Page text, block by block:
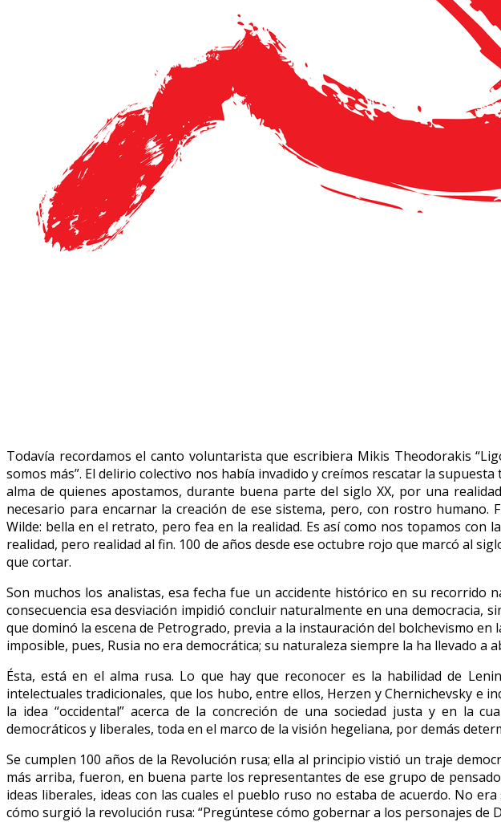
La
Todavía recordamos el canto voluntarista que escribiera Mikis Theodorakis
somos más”. El delirio colectivo nos había invadido y creímos rescatar la
alma de quienes apostamos, durante buena parte del siglo XX, por una
necesario para encarnar la creación de ese sistema, pero, con rostro
Wilde: bella en el retrato, pero fea en la realidad. Es así como nos topamos con
realidad, pero realidad al fin. 100 de años desde ese octubre rojo que marcó al
que cortar.
Son muchos los analistas, esa fecha fue un accidente histórico en su
consecuencia esa desviación impidió concluir naturalmente en una democracia,
que dominó la escena de Petrogrado, previa a la instauración del bolchevismo
imposible, pues, Rusia no era democrática; su naturaleza siempre la ha llevado a
Ésta, está en el alma rusa. Lo que hay que reconocer es la habilidad de
intelectuales tradicionales, que los hubo, entre ellos, Herzen y Chernichevsky e
la idea “occidental” acerca de la concreción de una sociedad justa y en la
democráticos y liberales, toda en el marco de la visión hegeliana, por demás
Se cumplen 100 años de la Revolución rusa; ella al principio vistió un traje
más arriba, fueron, en buena parte los representantes de ese grupo de
ideas liberales, ideas con las cuales el pueblo ruso no estaba de acuerdo. No
cómo surgió la revolución rusa: “Pregúntese cómo gobernar a los personajes de